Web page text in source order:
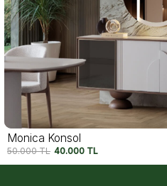
Felix Konsol
54.750TL 42.500